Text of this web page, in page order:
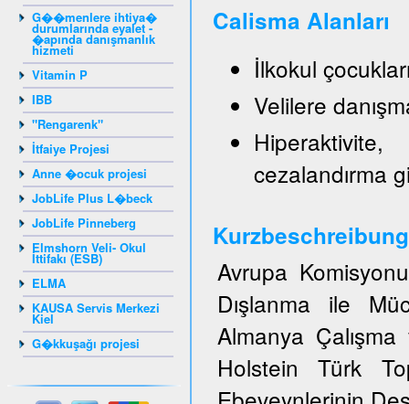
G��menlere ihtiya�
durumlarında eyalet -
�apında danışmanlık
hizmeti
Vitamin P
IBB
"Rengarenk"
İtfaiye Projesi
Anne �ocuk projesi
JobLife Plus L�beck
JobLife Pinneberg
Elmshorn Veli- Okul
İttifakı (ESB)
ELMA
KAUSA Servis Merkezi
Kiel
G�kkuşağı projesi
Calisma Alanları
İlkokul
Velilere
cezalandırma
Kurzbeschreibung
Avrupa
Dışlanma ile
Almanya
Holstein Türk